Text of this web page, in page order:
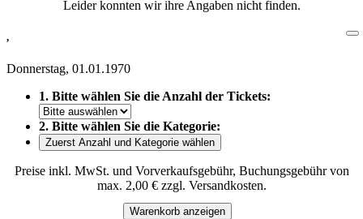
Leider konnten wir ihre Angaben nicht finden.
,
Donnerstag, 01.01.1970
1. Bitte wählen Sie die Anzahl der Tickets:
2. Bitte wählen Sie die Kategorie:
Zuerst Anzahl und Kategorie wählen
Preise inkl. MwSt. und Vorverkaufsgebühr, Buchungsgebühr von
max. 2,00 € zzgl. Versandkosten.
Warenkorb anzeigen